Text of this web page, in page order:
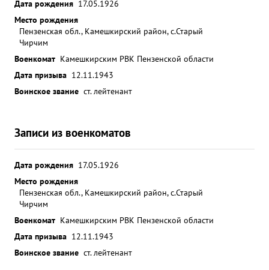
Дата рождения 17.05.1926
Место рождения
Пензенская обл., Камешкирский район, с.Старый
Чирчим
Военкомат Камешкирским РВК Пензенской области
Дата призыва 12.11.1943
Воинское звание ст. лейтенант
Записи из военкоматов
Дата рождения 17.05.1926
Место рождения
Пензенская обл., Камешкирский район, с.Старый
Чирчим
Военкомат Камешкирским РВК Пензенской области
Дата призыва 12.11.1943
Воинское звание ст. лейтенант